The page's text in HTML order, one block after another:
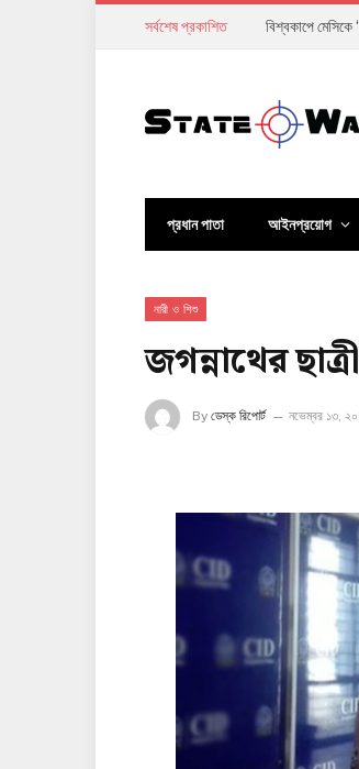
সর্বশেষ প্রকাশিত ভারতে আওয়ামী
প্রধান পাতা আইনপ্রয়োগ
নারী ও শিশু
জগন্নাথের
By ডেস্ক রিপোর্ট নভেম্বর ১৩,